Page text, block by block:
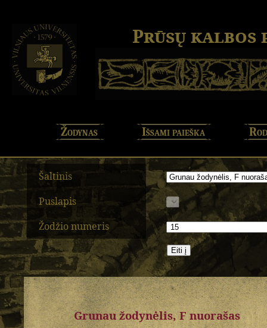
Prūsų kalbos
Žodynas Išsami paieška
Šaltinis
Puslapis
Žodžio numeris
Grunau žodynėlis, F nuorašas